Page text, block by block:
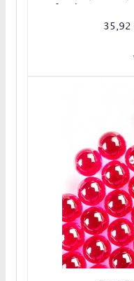
grâce aux
35,92